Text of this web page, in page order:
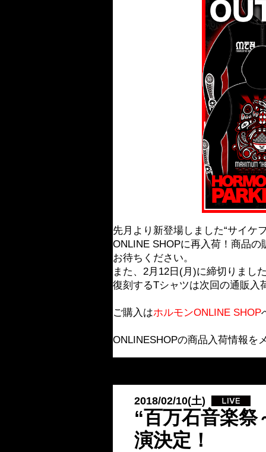
先月より新登場しました“サイケ
ONLINE SHOPに再入荷！商品
お待ちください。
また、2月12日(月)に締切りまし
復刻するTシャツは次回の通販入
ご購入はホルモンONLINE SHOP
ONLINESHOPの商品入荷情報を
2018/02/10(土)
“百万石音楽
演決定！